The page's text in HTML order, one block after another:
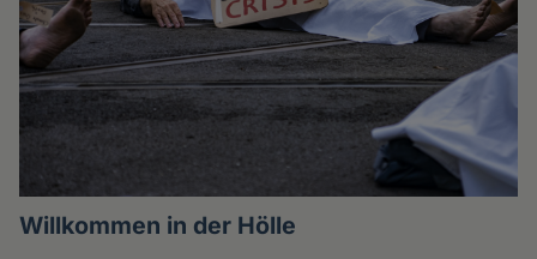
Willkommen in der Hölle